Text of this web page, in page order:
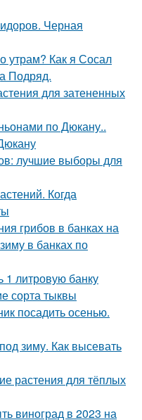
Черная
утрам? Как я Сосал
Подряд.
для затененных
по Дюкану..
лучшие выборы для
Когда
грибов в банках на
в банках по
1 литровую банку
сорта тыквы
посадить осенью.
зиму. Как высевать
растения для тёплых
виноград в 2023 на